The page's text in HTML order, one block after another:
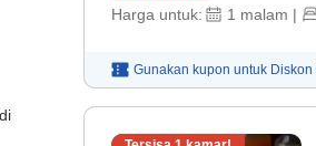
Harga untuk: 1 malam |
Gunakan kupon untuk Diskon